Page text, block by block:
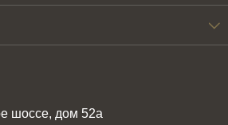
шоссе, дом 52а